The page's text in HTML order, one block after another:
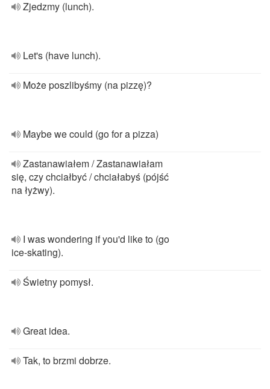
Zjedzmy (lunch).
Let's (have lunch).
Może poszlibyśmy (na pizzę)?
Maybe we could (go for a pizza)
Zastanawiałem / Zastanawiałam
się, czy chciałbyć / chciałabyś (pójść
na łyżwy).
I was wondering if you'd like to (go
ice-skating).
Świetny pomysł.
Great idea.
Tak, to brzmi dobrze.